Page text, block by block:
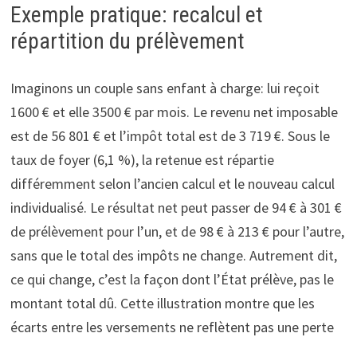
Exemple pratique: recalcul et
répartition du prélèvement
Imaginons un couple sans enfant à charge: lui reçoit
1600 € et elle 3500 € par mois. Le revenu net imposable
est de 56 801 € et l’impôt total est de 3 719 €. Sous le
taux de foyer (6,1 %), la retenue est répartie
différemment selon l’ancien calcul et le nouveau calcul
individualisé. Le résultat net peut passer de 94 € à 301 €
de prélèvement pour l’un, et de 98 € à 213 € pour l’autre,
sans que le total des impôts ne change. Autrement dit,
ce qui change, c’est la façon dont l’État prélève, pas le
montant total dû. Cette illustration montre que les
écarts entre les versements ne reflètent pas une perte